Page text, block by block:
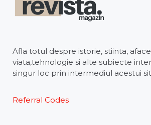
Afla totul despre istorie, stiinta,
viata,tehnologie si alte subiecte
singur loc prin intermediul acestui
Referral Codes